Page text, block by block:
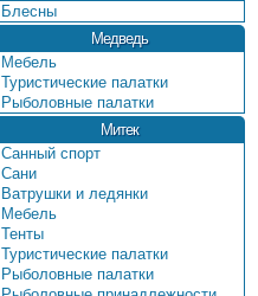
Блесны
Медведь
Мебель
Туристические палатки
Рыболовные палатки
Митек
Санный спорт
Сани
Ватрушки и ледянки
Мебель
Тенты
Туристические палатки
Рыболовные палатки